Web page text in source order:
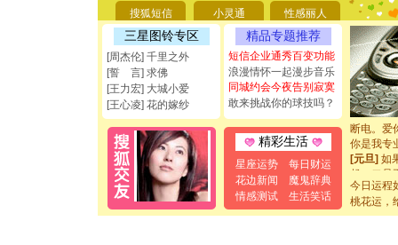
搜狐短信 小灵通 性感丽人
三星图铃专区
[周杰伦] 千里之外
[誓 言] 求佛
[王力宏] 大城小爱
[王心凌] 花的嫁纱
精品专题推荐
短信企业通秀百变功能
浪漫情怀一起漫步音乐
同城约会今夜告别寂寞
敢来挑战你的球技吗？
精彩生活
星座运势
每日财运
花边新闻
魔鬼辞典
情感测试
生活笑话
要平安
[圣诞节]
能正大光
都要快乐
[圣诞节]
如意,快
[元旦]看
断电。爱
你是我专
[元旦]如
起；二是
离。水晶
[元旦]当
泣，这痛
今日运程
桃花运，